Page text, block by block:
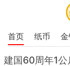
首页 纸币
建国60周年1